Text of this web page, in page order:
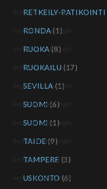
RETKEILY-PATIKOINTI
RONDA (1)
RUOKA (8)
RUOKAILU (17)
SEVILLA (1)
SUOMI (6)
SUOMI (1)
TAIDE (9)
TAMPERE (3)
USKONTO (6)